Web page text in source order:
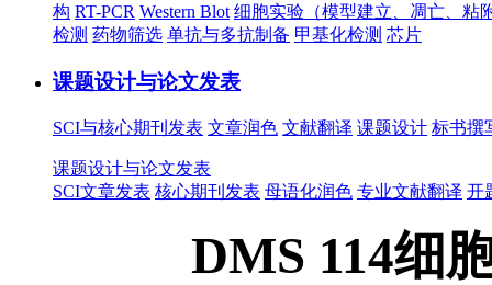
构 RT-PCR Western Blot 细胞实验（模型建立、凋亡、粘
检测 药物筛选 单抗与多抗制备 甲基化检测 芯片
课题设计与论文发表
SCI与核心期刊发表 文章润色 文献翻译 课题设计 标书撰
课题设计与论文发表
SCI文章发表 核心期刊发表 母语化润色 专业文献翻译 开
DMS 114细